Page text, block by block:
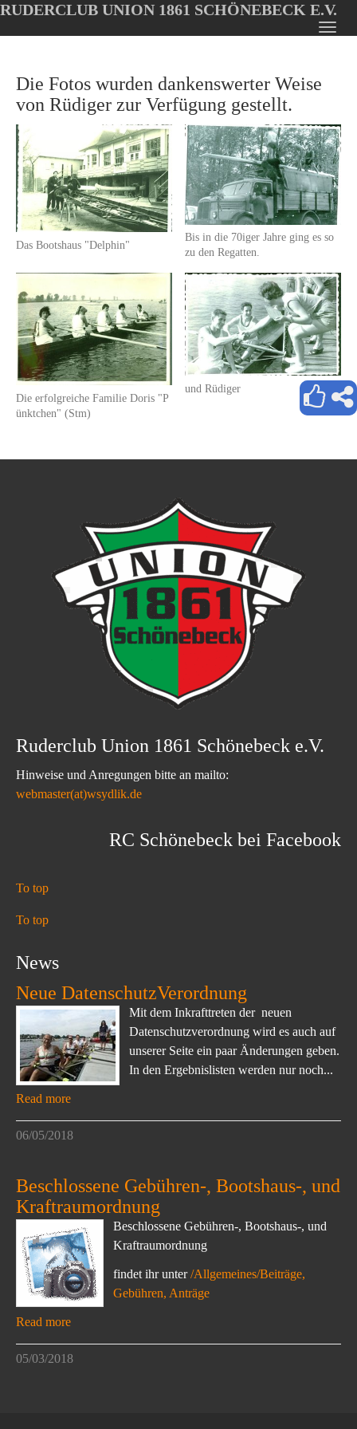
Oops, an error occurred! Code: 2026080809095878459b91
main
content
RUDERCLUB UNION 1861 SCHÖNEBECK E.V.
Die Fotos wurden dankenswerter Weise
von Rüdiger zur Verfügung gestellt.
Das Bootshaus "Delphin"
Bis in die 70iger Jahre ging es so
zu den Regatten.
Die erfolgreiche Familie Doris "P
ünktchen" (Stm)
und Rüdiger
Ruderclub Union 1861 Schönebeck e.V.
Hinweise und Anregungen bitte an mailto:
webmaster(at)wsydlik.de
RC Schönebeck bei Facebook
To top
To top
News
Neue DatenschutzVerordnung
Mit dem Inkrafttreten der neuen
Datenschutzverordnung wird es auch auf
unserer Seite ein paar Änderungen geben.
In den Ergebnislisten werden nur noch...
Read more
06/05/2018
Beschlossene Gebühren-, Bootshaus-, und
Kraftraumordnung
Beschlossene Gebühren-, Bootshaus-, und
Kraftraumordnung
findet ihr unter/Allgemeines/Beiträge,
Gebühren, Anträge
Read more
05/03/2018